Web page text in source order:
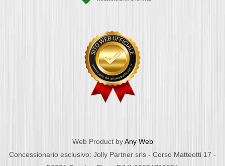
Web Product byAny Web
Concessionario esclusivo: Jolly Partner srls - Corso Matteotti 17 -